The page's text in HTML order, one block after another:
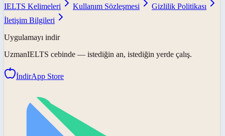
IELTS Kelimeleri
Kullanım Sözleşmesi
Gizlilik Politikası
İletişim Bilgileri
Uygulamayı indir
UzmanIELTS cebinde — istediğin an, istediğin yerde çalış.
İndirApp Store